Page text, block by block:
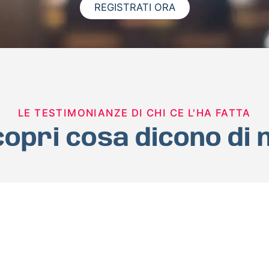
REGISTRATI ORA
LE TESTIMONIANZE DI CHI CE L'HA FATTA
cosa dicono di